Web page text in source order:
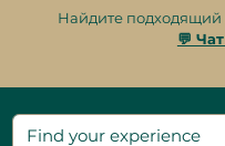
Найдите подходящий
💬